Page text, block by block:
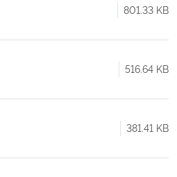
801.33 KB
516.64 KB
381.41 KB